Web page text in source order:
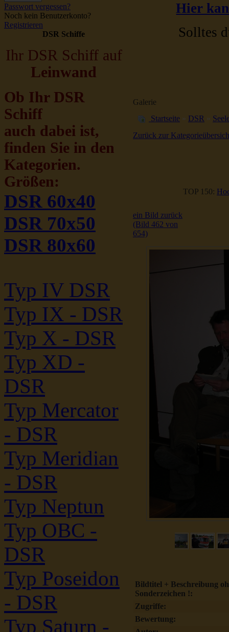
Passwort vergessen?
Noch kein Benutzerkonto?
Registrieren
DSR Schiffe
Ihr DSR Schiff auf
Leinwand
Ob Ihr DSR
Schiff
auch dabei ist,
finden Sie in den
Kategorien.
Größen:
DSR 60x40
DSR 70x50
DSR 80x60
Typ IV DSR
Typ IX - DSR
Typ X - DSR
Typ XD -
DSR
Typ Mercator
- DSR
Typ Meridian
- DSR
Typ Neptun
Typ OBC -
DSR
Typ Poseidon
- DSR
Typ Saturn -
Hier
Solltes
Galerie
Startseite » DSR »
Zurück zur
TOP 150:
ein Bild zurück
(Bild 462 von
654)
Bildtitel + Beschreibung
Sonderzeichen !:
Zugriffe:
Bewertung: